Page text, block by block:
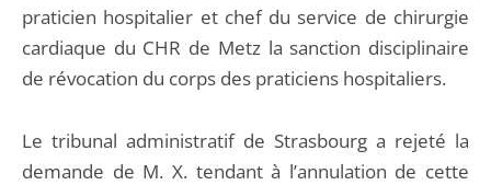
praticien hospitalier et chef du service de chirurgie
cardiaque du CHR de Metz la sanction disciplinaire
de révocation du corps des praticiens hospitaliers.
Le tribunal administratif de Strasbourg a rejeté la
demande de M. X. tendant à l’annulation de cette